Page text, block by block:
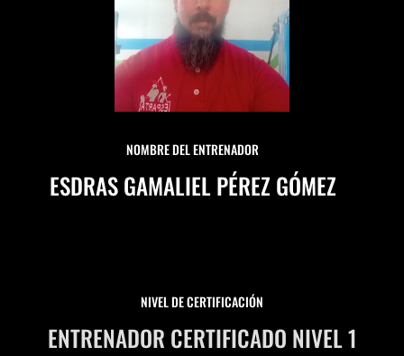
NOMBRE DEL ENTRENADOR
ESDRAS GAMALIEL PÉREZ GÓMEZ
NIVEL DE CERTIFICACIÓN
ENTRENADOR CERTIFICADO NIVEL 1